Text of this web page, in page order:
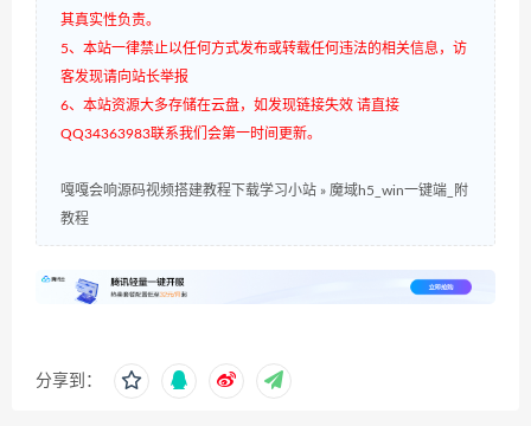
其真实性负责。
5、本站一律禁止以任何方式发布或转载任何违法的相关信息，访
客发现请向站长举报
6、本站资源大多存储在云盘，如发现链接失效 请直接
QQ34363983联系我们会第一时间更新。
嘎嘎会响源码视频搭建教程下载学习小站 » 魔域h5_win一键端_附
教程
分享到：